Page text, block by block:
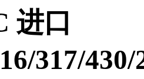
进口
317/